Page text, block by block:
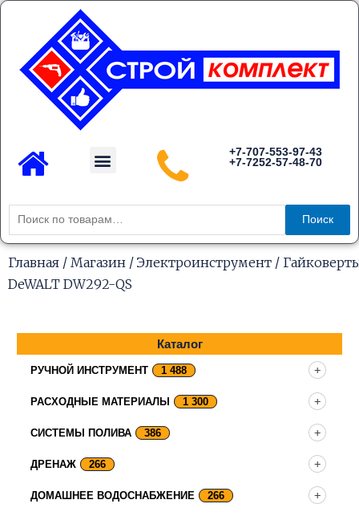
Перейти
содержимому
Menu
+7-707-553-97-43
+7-7252-57-48-70
Искать:
Поиск
Главная / Магазин / Электроинструмент /
DeWALT DW292-QS
Каталог
РУЧНОЙ ИНСТРУМЕНТ 1 488
РАСХОДНЫЕ МАТЕРИАЛЫ 1 300
СИСТЕМЫ ПОЛИВА 386
ДРЕНАЖ 266
ДОМАШНЕЕ ВОДОСНАБЖЕНИЕ 266